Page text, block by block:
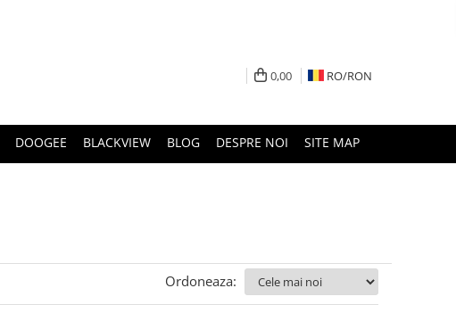
0,00 RO/RON
DOOGEE BLACKVIEW BLOG DESPRE NOI SITE MAP
Ordoneaza: